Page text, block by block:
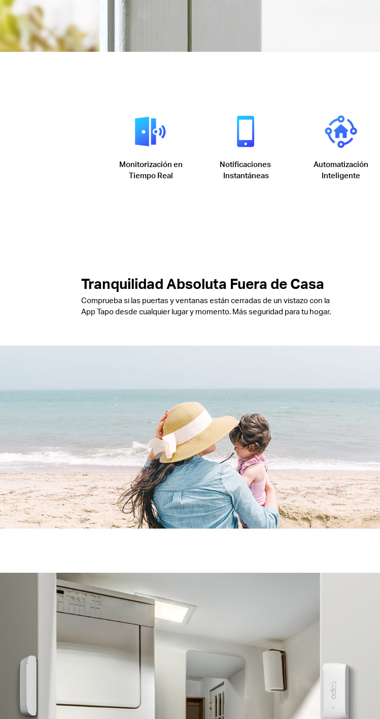
Monitorización en
Tiempo Real
Notificaciones
Instantáneas
Automatización
Inteligente
Tranquilidad Absoluta Fuera de Casa
Comprueba si las puertas y ventanas están cerradas de un vistazo con la
App Tapo desde cualquier lugar y momento. Más seguridad para tu hogar.